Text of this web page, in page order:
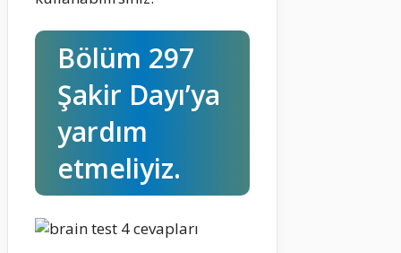
Bölüm 297
Şakir Dayı’ya
yardım
etmeliyiz.